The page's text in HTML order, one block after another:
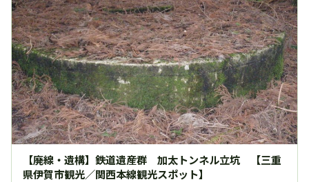
【廃線・遺構】鉄道遺産群 加太トンネル立坑 【三重
県伊賀市観光／関西本線観光スポット】